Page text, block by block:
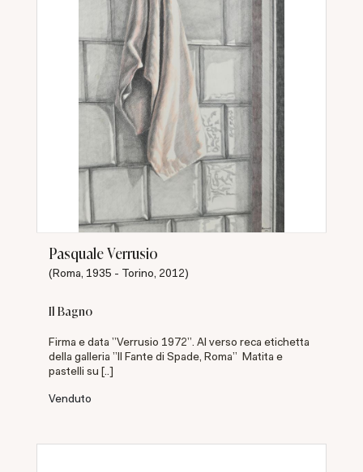
Pasquale Verrusio
(Roma, 1935 - Torino, 2012)
Il Bagno
Firma e data "Verrusio 1972". Al verso reca etichetta
della galleria "Il Fante di Spade, Roma" Matita e
pastelli su [..]
Venduto